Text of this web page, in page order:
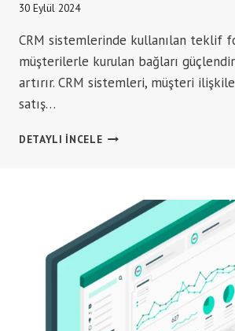
30 Eylül 2024
CRM sistemlerinde kullanılan teklif
müşterilerle kurulan bağları
artırır. CRM sistemleri, müşteri
satış…
DETAYLI INCELETEKLIF
FIRSATLARIN
GÜCÜ